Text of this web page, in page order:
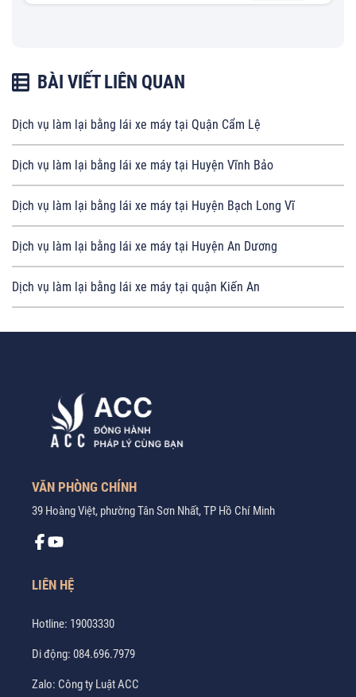
BÀI VIẾT LIÊN QUAN
Dịch vụ làm lại bằng lái xe máy tại Quận Cẩm Lệ
Dịch vụ làm lại bằng lái xe máy tại Huyện Vĩnh Bảo
Dịch vụ làm lại bằng lái xe máy tại Huyện Bạch Long Vĩ
Dịch vụ làm lại bằng lái xe máy tại Huyện An Dương
Dịch vụ làm lại bằng lái xe máy tại quận Kiến An
VĂN PHÒNG CHÍNH
39 Hoàng Việt, phường Tân Sơn Nhất, TP Hồ Chí Minh
LIÊN HỆ
Hotline: 19003330
Di động: 084.696.7979
Zalo: Công ty Luật ACC